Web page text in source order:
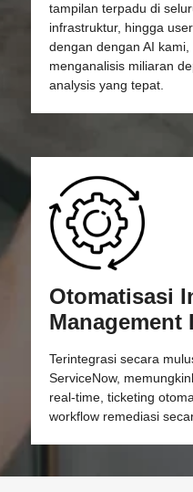
tampilan terpadu di
infrastruktur, hingga
dengan dengan AI
menganalisis miliaran
analysis yang tepat.
Otomatisasi
Management
Terintegrasi secara
ServiceNow,
real-time, ticketing
workflow remediasi